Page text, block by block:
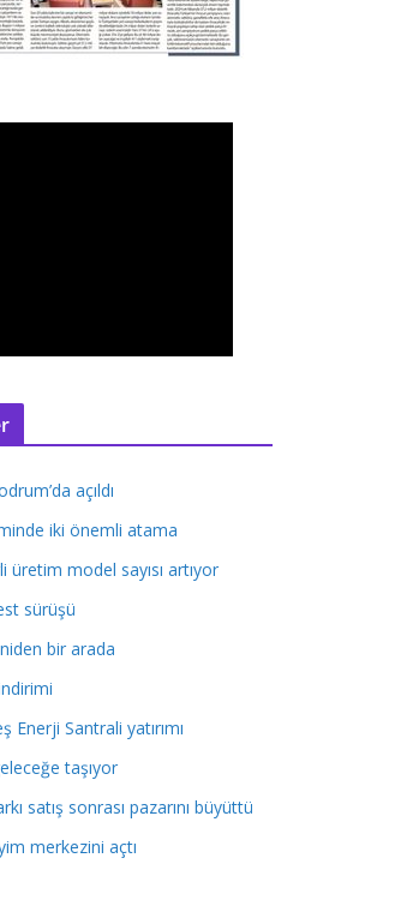
açıldı
iki önemli atama
üretim model sayısı artıyor
sürüşü
bir arada
Enerji Santrali yatırımı
taşıyor
satış sonrası pazarını büyüttü
merkezini açtı